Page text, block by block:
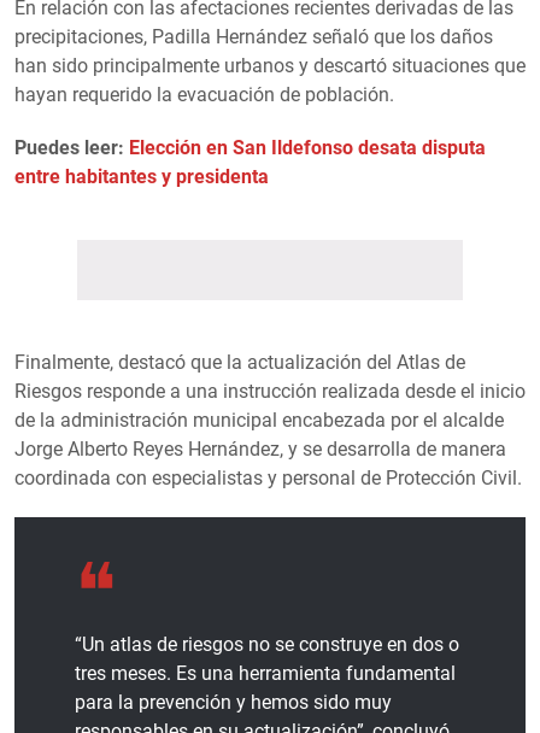
En relación con las afectaciones recientes derivadas de las
precipitaciones, Padilla Hernández señaló que los daños
han sido principalmente urbanos y descartó situaciones que
hayan requerido la evacuación de población.
Puedes leer: Elección en San Ildefonso desata disputa
entre habitantes y presidenta
Finalmente, destacó que la actualización del Atlas de
Riesgos responde a una instrucción realizada desde el inicio
de la administración municipal encabezada por el alcalde
Jorge Alberto Reyes Hernández, y se desarrolla de manera
coordinada con especialistas y personal de Protección Civil.
“Un atlas de riesgos no se construye en dos o
tres meses. Es una herramienta fundamental
para la prevención y hemos sido muy